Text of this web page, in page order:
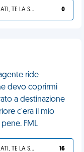
SVEGLIATI, TE LA SEI CERCATA! 0
ride
devo coprirmi
a destinazione
c'era il mio
FML
SVEGLIATI, TE LA SEI CERCATA! 16